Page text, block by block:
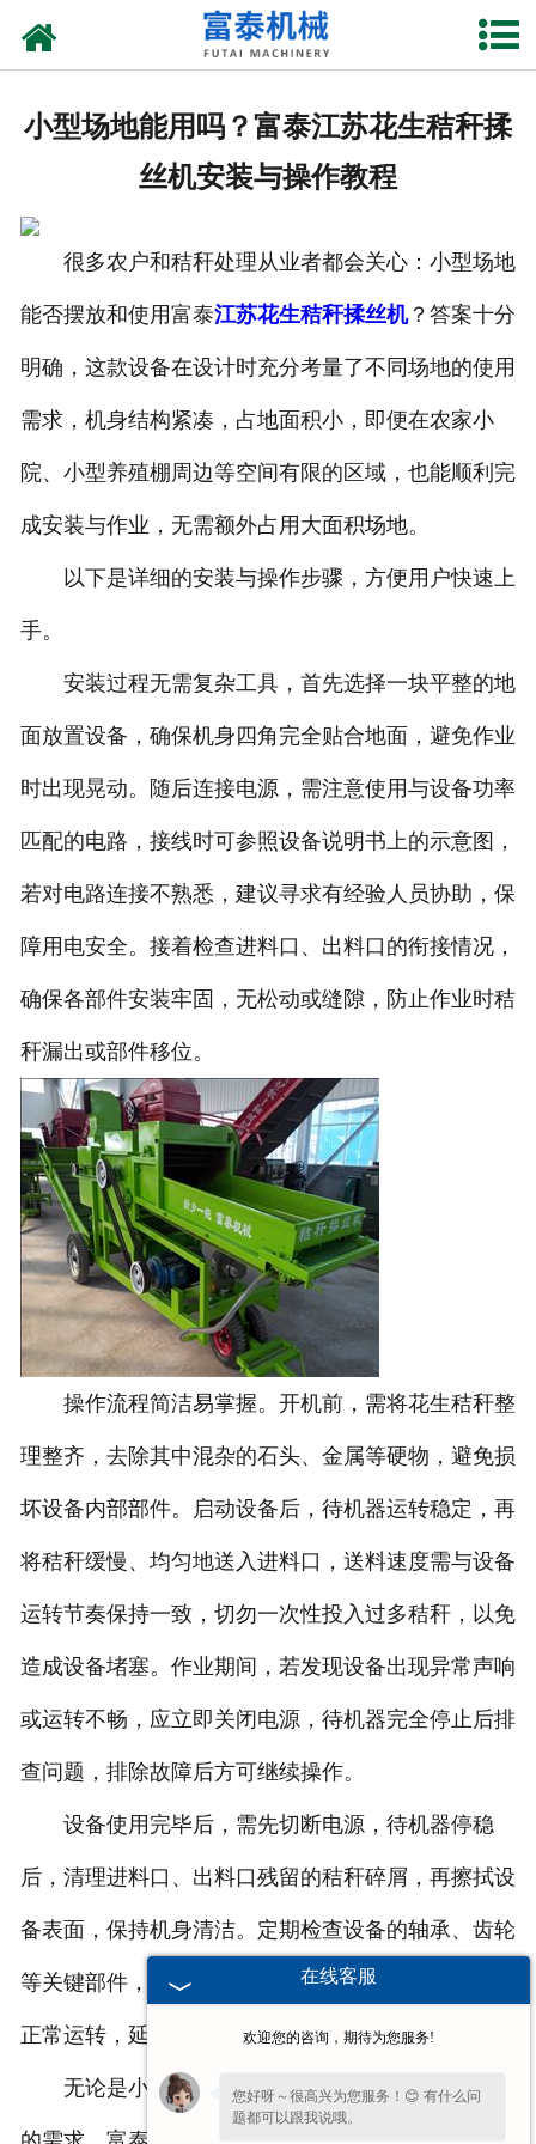
新闻中心
小型场地能用吗？富泰江苏花生秸秆揉
丝机安装与操作教程
很多农户和秸秆处理从业者都会关心：小型场地
能否摆放和使用富泰江苏花生秸秆揉丝机？答案十分
明确，这款设备在设计时充分考量了不同场地的使用
需求，机身结构紧凑，占地面积小，即便在农家小
院、小型养殖棚周边等空间有限的区域，也能顺利完
成安装与作业，无需额外占用大面积场地。
以下是详细的安装与操作步骤，方便用户快速上
手。
安装过程无需复杂工具，首先选择一块平整的地
面放置设备，确保机身四角完全贴合地面，避免作业
时出现晃动。随后连接电源，需注意使用与设备功率
匹配的电路，接线时可参照设备说明书上的示意图，
若对电路连接不熟悉，建议寻求有经验人员协助，保
障用电安全。接着检查进料口、出料口的衔接情况，
确保各部件安装牢固，无松动或缝隙，防止作业时秸
秆漏出或部件移位。
操作流程简洁易掌握。开机前，需将花生秸秆整
理整齐，去除其中混杂的石头、金属等硬物，避免损
坏设备内部部件。启动设备后，待机器运转稳定，再
将秸秆缓慢、均匀地送入进料口，送料速度需与设备
运转节奏保持一致，切勿一次性投入过多秸秆，以免
造成设备堵塞。作业期间，若发现设备出现异常声响
或运转不畅，应立即关闭电源，待机器完全停止后排
查问题，排除故障后方可继续操作。
设备使用完毕后，需先切断电源，待机器停稳
后，清理进料口、出料口残留的秸秆碎屑，再擦拭设
备表面，保持机身清洁。定期检查设备的轴承、齿轮
等关键部件，按照说明书要求添加润滑油，维持部件
正常运转，延长设备使用周期。
无论是小型场地的空间限制，还是对操作便捷性
在线客服
欢迎您的咨询，期待为您服务!
您好呀～很高兴为您服务！😊 有什么问
题都可以跟我说哦。